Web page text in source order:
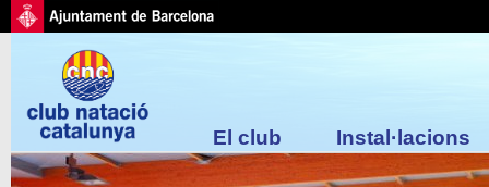
El club Instal·lacions